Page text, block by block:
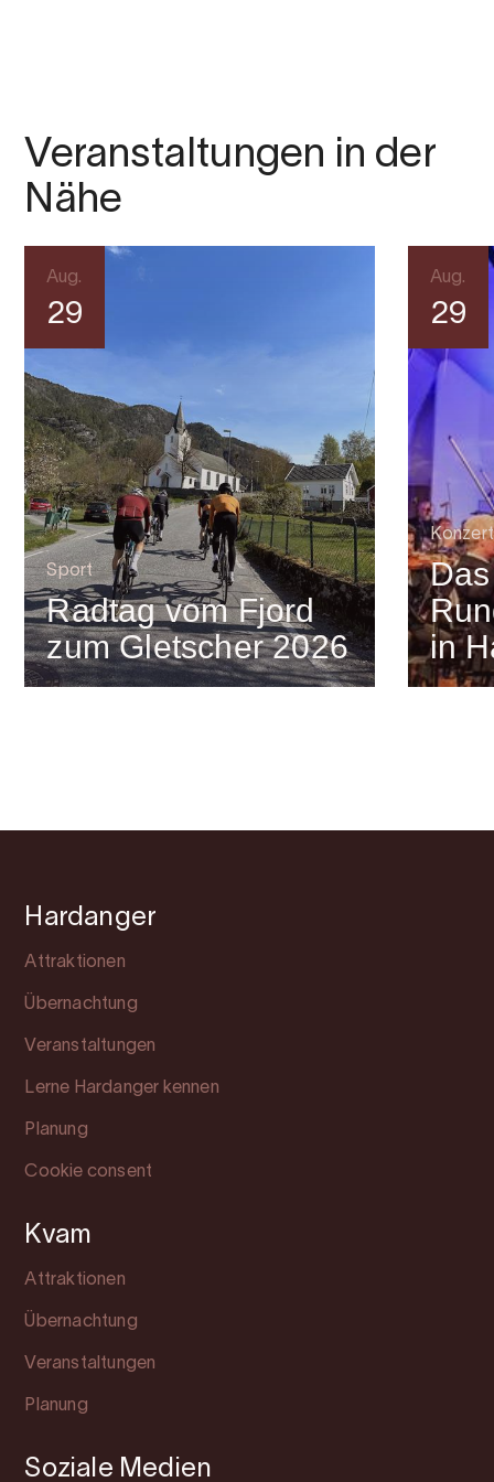
Veranstaltungen in der
Nähe
Aug.
29
Sport
Radtag vom Fjord
zum Gletscher 2026
Aug.
29
Konzert
in
Hardanger
Attraktionen
Übernachtung
Veranstaltungen
Lerne Hardanger kennen
Planung
Cookie consent
Kvam
Attraktionen
Übernachtung
Veranstaltungen
Planung
Soziale Medien